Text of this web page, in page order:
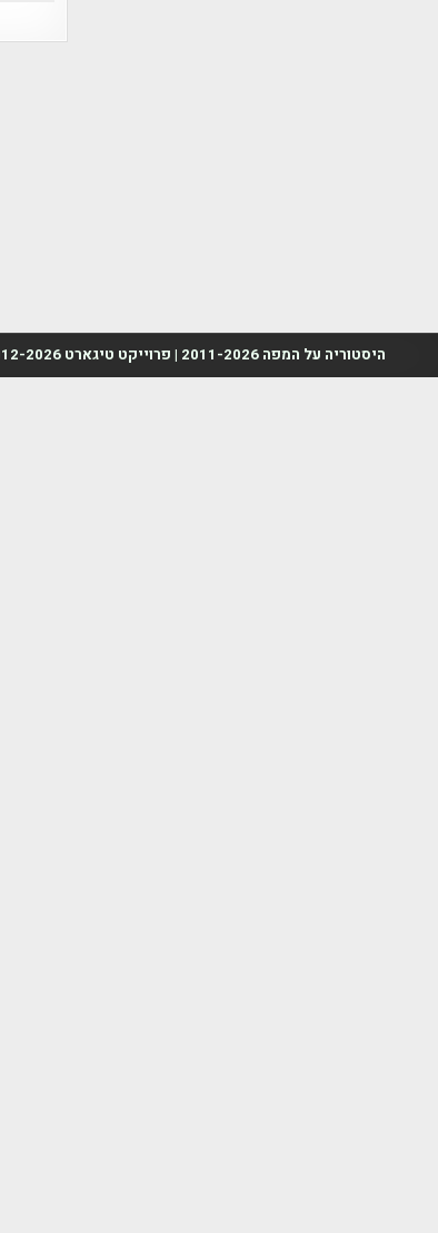
היסטוריה על המפה 2011-2026 | פרוייקט טיגארט 2012-2026| www.mapah.co.il | www.tegart.uk